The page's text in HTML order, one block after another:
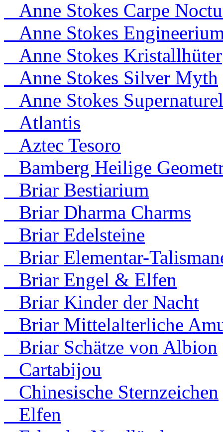
Anne Stokes Carpe
Anne Stokes
Anne Stokes Kristallhüter
Anne Stokes Silver Myth
Anne Stokes
Atlantis
Aztec Tesoro
Bamberg Heilige
Briar Bestiarium
Briar Dharma Charms
Briar Edelsteine
Briar Elementar-
Briar Engel & Elfen
Briar Kinder der Nacht
Briar Mittelalterliche
Briar Schätze von Albion
Cartabijou
Chinesische Sternzeichen
Elfen